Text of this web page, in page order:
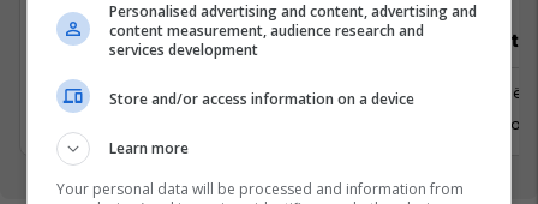
Recepsionist/e
Prishtine
Architect
Prishtinë
6 Shtator
Personalised advertising and content, advertising and
content measurement, audience research and
services development
Store and/or access information on a device
Learn more
Your personal data will be processed and information from